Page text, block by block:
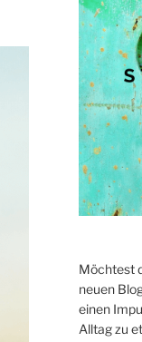
Möchtest
neuen
einen
Alltag zu